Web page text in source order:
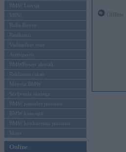
BMW Latvijā
MINI
Rolls-Royce
Pasākumi
Vadāmības tests
Autosports
BMWPower aktuāli
Reklāmas raksti
Mēneša BMW
Sērijveida tūnings
BMW pasaules jaunumi
BMW koncepti
BMW konkurentu jaunumi
Moto
Online